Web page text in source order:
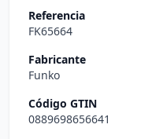
Referencia
FK65664
Fabricante
Funko
Código GTIN
0889698656641